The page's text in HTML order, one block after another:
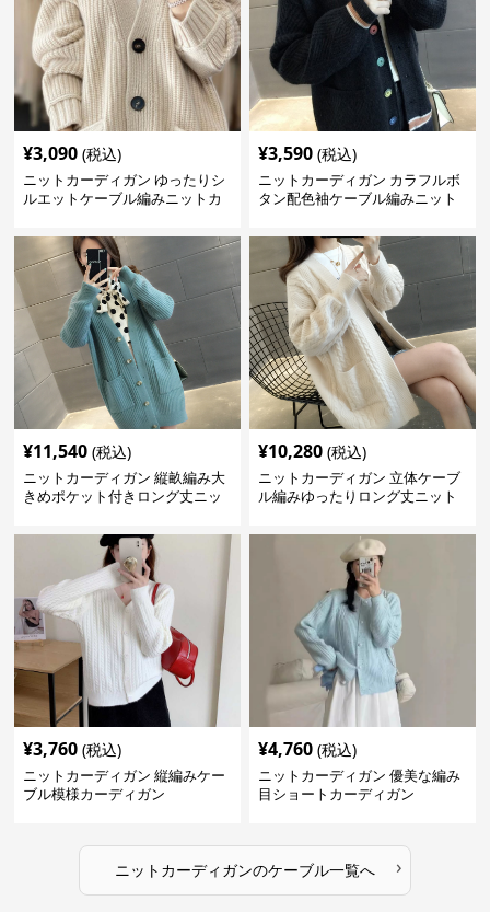
¥3,090 (税込)
ニットカーディガン ゆったりシ
ルエットケーブル編みニットカ
¥3,590 (税込)
ニットカーディガン カラフルボ
タン配色袖ケーブル編みニット
¥11,540 (税込)
ニットカーディガン 縦畝編み大
きめポケット付きロング丈ニッ
¥10,280 (税込)
ニットカーディガン 立体ケーブ
ル編みゆったりロング丈ニット
¥3,760 (税込)
ニットカーディガン 縦編みケー
ブル模様カーディガン
¥4,760 (税込)
ニットカーディガン 優美な編み
目ショートカーディガン
ニットカーディガンのケーブル一覧へ ›